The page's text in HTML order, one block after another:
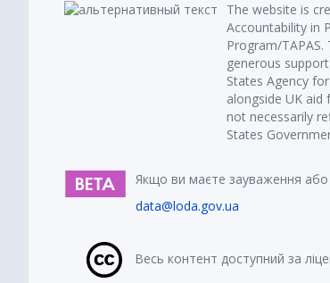
The website is
Accountability in
Program/
generous
States Agency
alongside UK
not necessarily
States
Якщо ви маєте зауваження або
data@loda.gov.ua
Весь контент доступний за